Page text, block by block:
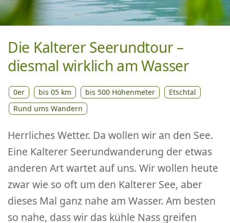
Die Kalterer Seerundtour –
diesmal wirklich am Wasser
0er bis 05 km bis 500 Höhenmeter
Etschtal
Rund ums Wandern
Herrliches Wetter. Da wollen wir an den See.
Eine Kalterer Seerundwanderung der etwas
anderen Art wartet auf uns. Wir wollen heute
zwar wie so oft um den Kalterer See, aber
dieses Mal ganz nahe am Wasser. Am besten
so nahe, dass wir das kühle Nass greifen